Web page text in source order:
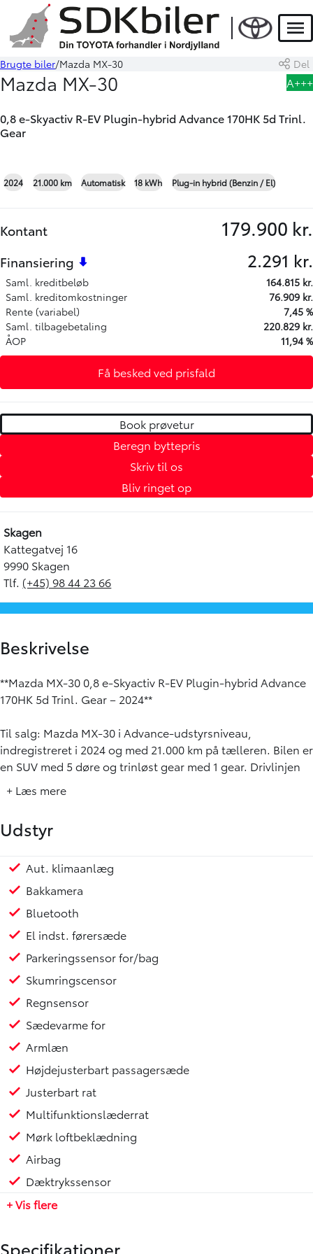
Book prøvetur Beregn byttepris
Brugte biler Mazda MX-30 Del
Mazda MX-30
0,8 e-Skyactiv R-EV Plugin-hybrid Advance 170HK 5d Trinl.
Gear
A+++
HYBRID
2024 21.000 km Automatisk 18 kWh Plug-in hybrid (Benzin / El)
Kontant 179.900 kr.
Finansiering 2.291 kr.
Saml. kreditbeløb
164.815 kr.
Saml. kreditomkostninger
76.909 kr.
Rente (variabel)
7,45 %
Saml. tilbagebetaling
220.829 kr.
ÅOP
11,94 %
Få besked ved prisfald
Book prøvetur
Beregn byttepris
Skriv til os
Bliv ringet op
Skagen
Kattegatvej 16
9990 Skagen
Tlf. (+45) 98 44 23 66
Beskrivelse
**Mazda MX-30 0,8 e-Skyactiv R-EV Plugin-hybrid Advance
170HK 5d Trinl. Gear – 2024**
Til salg: Mazda MX-30 i Advance-udstyrsniveau,
indregistreret i 2024 og med 21.000 km på tælleren. Bilen er
en SUV med 5 døre og trinløst gear med 1 gear. Drivlinjen
samt et batteri på 17,8 kWh. Den elektriske rækkevidde er
forbrug på 100 km/l og en CO2-udledning på 21 g/km. Den
årlige ejerafgift er 920 kr. Bilen fremstår som et relevant
valg for dig, der ønsker en nyere Mazda SUV med plugin-
hybridteknik og et solidt udstyrsniveau.
**Vigtigste udstyr:**
- Automatiskt klimaanlæg
- Bakkamera
- Bluetooth
- El-indstilleligt førersæde
- Parkeringssensor for og bag
- Skumringssensor
- Regnsensor
- Sædevarme foran
- Højdejusterbart passagersæde
- Justerbart rat
- Multifunktionslæderrat
- Mørk loftbeklædning
- Isofix
FINANSIERING GENNEM TOYOTA FINANS
+ Læs mere
Udstyr
Aut. klimaanlæg
Bakkamera
Bluetooth
El indst. førersæde
Parkeringssensor for/bag
Skumringscensor
Regnsensor
Sædevarme for
Armlæn
Højdejusterbart passagersæde
Justerbart rat
Multifunktionslæderrat
Mørk loftbeklædning
Airbag
Dæktrykssensor
ESP
Isofix
+ Vis flere
Specifikationer